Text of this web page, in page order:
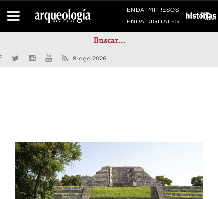
TIENDA IMPRESOS
TIENDA DIGITALES
8-ago-2026